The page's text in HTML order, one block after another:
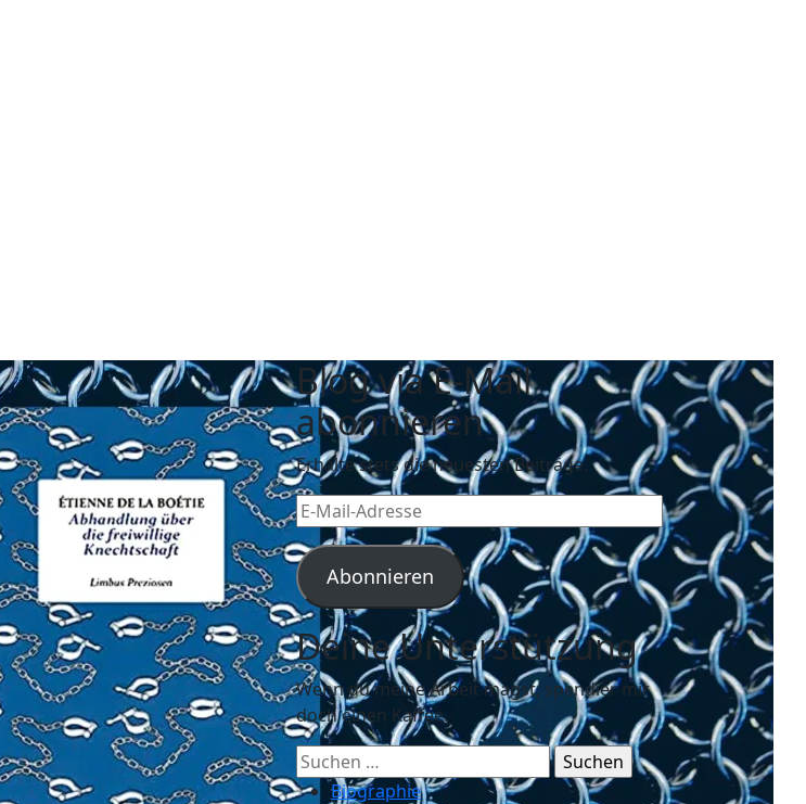
Blog via E-Mail
abonnieren
Erhalte stets die neuesten Beiträge.
E-
Mail-
Adresse
Abonnieren
Deine Unterstützung
Wenn du meine Arbeit magst, spendier mir
doch einen Kaffee.
Suchen
nach:Biographie